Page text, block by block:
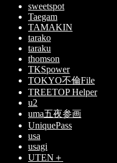
sweetspot
Taegam
TAMAKIN
tarako
taraku
thomson
TKSpower
TOKYO不倫File
TREETOP Helper
u2
uma五夜参画
UniquePass
usa
usagi
UTEN＋